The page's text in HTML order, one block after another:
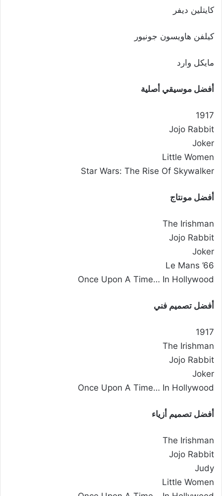
كايتلين ديفر
كيلفن هاويسون جونيور
مايكل وارد
أفضل موسيقي أصلية
1917
Jojo Rabbit
Joker
Little Women
Star Wars: The Rise Of Skywalker
أفضل مونتاج
The Irishman
Jojo Rabbit
Joker
Le Mans ’66
Once Upon A Time… In Hollywood
أفضل تصميم فني
1917
The Irishman
Jojo Rabbit
Joker
Once Upon A Time… In Hollywood
أفضل تصميم أزياء
The Irishman
Jojo Rabbit
Judy
Little Women